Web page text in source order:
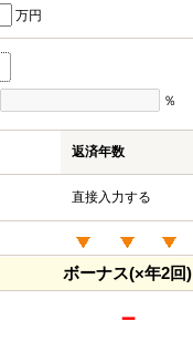
万円
％
返済年数
直接入力する
ボーナス(×年2回)
－